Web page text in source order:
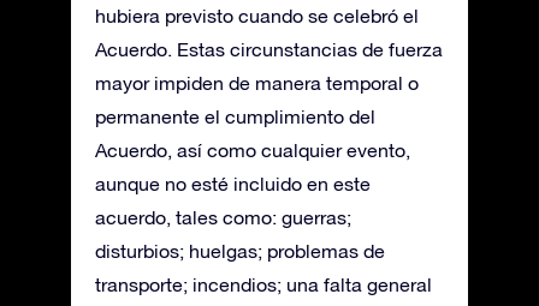
hubiera previsto cuando se celebró el
Acuerdo. Estas circunstancias de fuerza
mayor impiden de manera temporal o
permanente el cumplimiento del
Acuerdo, así como cualquier evento,
aunque no esté incluido en este
acuerdo, tales como: guerras;
disturbios; huelgas; problemas de
transporte; incendios; una falta general